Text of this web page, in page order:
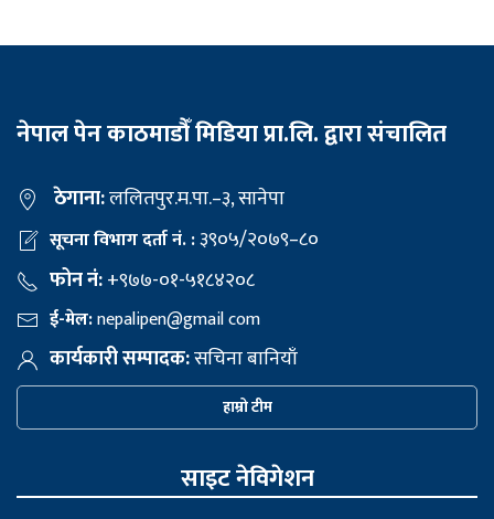
नेपाल पेन काठमाडौँ मिडिया प्रा.लि. द्वारा संचालित
ठेगाना:ललितपुर.म.पा.–३, सानेपा
सूचना विभाग दर्ता नं. :३९०५/२०७९–८०
फोन नं:+९७७-०१-५१८४२०८
ई-मेल:nepalipen@gmail com
कार्यकारी सम्पादक:सचिना बानियाँ
हाम्रो टीम
साइट नेविगेशन